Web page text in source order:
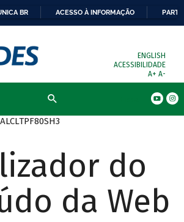
BR ACESSO À INFORMAÇÃO
ENGLISH
ACESSIBILIDADE
A+ A-
do
da Web